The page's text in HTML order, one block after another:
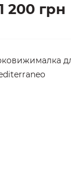
200 грн